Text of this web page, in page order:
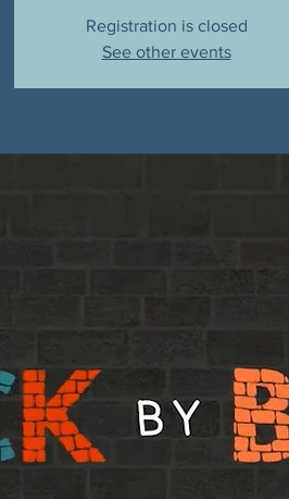
Registration is closed
See other events